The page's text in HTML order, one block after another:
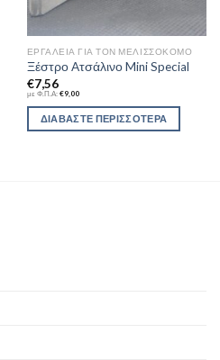
ΕΡΓΑΛΕΊΑ ΓΙΑ ΤΟΝ ΜΕΛΙΣΣΟΚΌΜΟ
Ξέστρο Aτσάλινο Mini Special
€7,56
με Φ.Π.Α: €9,00
ΔΙΑΒΆΣΤΕ ΠΕΡΙΣΣΌΤΕΡΑ